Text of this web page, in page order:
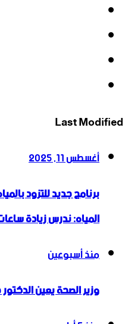
Last Modified
أغسطس 11, 2025
برنامج جديد للتزود
المياه: ندرس زيادة
منذ أسبوعين
وزير الصحة يعين